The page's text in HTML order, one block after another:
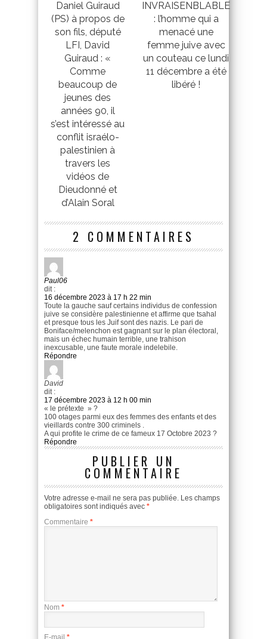
Daniel Guiraud
(PS) à propos de
son fils, député
LFI, David
Guiraud : «
Comme
beaucoup de
jeunes des
années 90, il
s’est intéressé au
conflit israélo-
palestinien à
travers les
vidéos de
Dieudonné et
d’Alain Soral
INVRAISENBLABLE
: l’homme qui a
menacé une
femme juive avec
un couteau ce lundi
11 décembre a été
libéré !
2 COMMENTAIRES
Paul06
dit :
16 décembre 2023 à 17 h 22 min
Toute la gauche sauf certains individus de confession
juive se considère palestinienne et affirme que tsahal
et presque tous les Juif sont des nazis. Le pari de
Boniface/melenchon est gagnant sur le plan électoral,
mais un échec humain terrible, une trahison
inexcusable, une faute morale indelebile.
Répondre
David
dit :
17 décembre 2023 à 12 h 00 min
« le prétexte » ?
100 otages parmi eux des femmes des enfants et des
vieillards contre 300 criminels .
A qui profite le crime de ce fameux 17 Octobre 2023 ?
Répondre
PUBLIER UN
COMMENTAIRE
Votre adresse e-mail ne sera pas publiée. Les champs
obligatoires sont indiqués avec *
Commentaire *
Nom *
E-mail *